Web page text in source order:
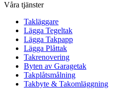
Våra tjänster
Takläggare
Lägga Tegeltak
Lägga Takpapp
Lägga Plåttak
Takrenovering
Byten av Garagetak
Takplåtsmålning
Takbyte & Takomläggning